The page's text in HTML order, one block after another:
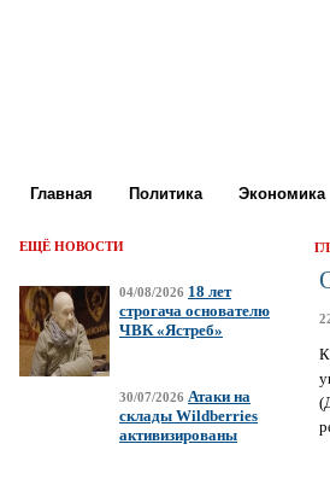
Главная Политика Экономика
ЕЩЁ НОВОСТИ
04/08/2026 18 лет
строгача основателю
ЧВК «Ястреб»
30/07/2026 Атаки на
склады Wildberries
активизированы
К